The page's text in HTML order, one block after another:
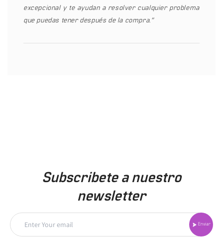
excepcional y te ayudan a resolver cualquier problema
que puedas tener después de la compra.”
Subscribete a nuestro
newsletter
Enviar